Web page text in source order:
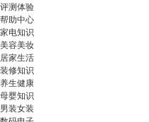
评测体验
帮助中心
家电知识
美容美妆
居家生活
装修知识
养生健康
母婴知识
男装女装